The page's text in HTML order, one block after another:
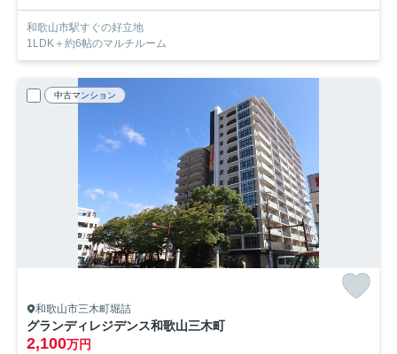
和歌山市駅すぐの好立地
1LDK＋約6帖のマルチルーム
中古マンション
和歌山市三木町堀詰
グランディレジデンス和歌山三木町
2,100万円